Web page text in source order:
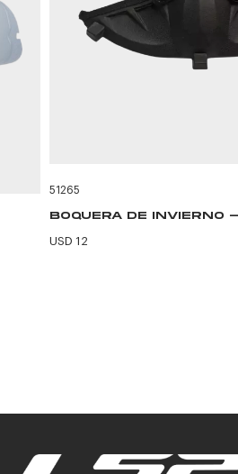
51265
BOQUERA DE
USD 12